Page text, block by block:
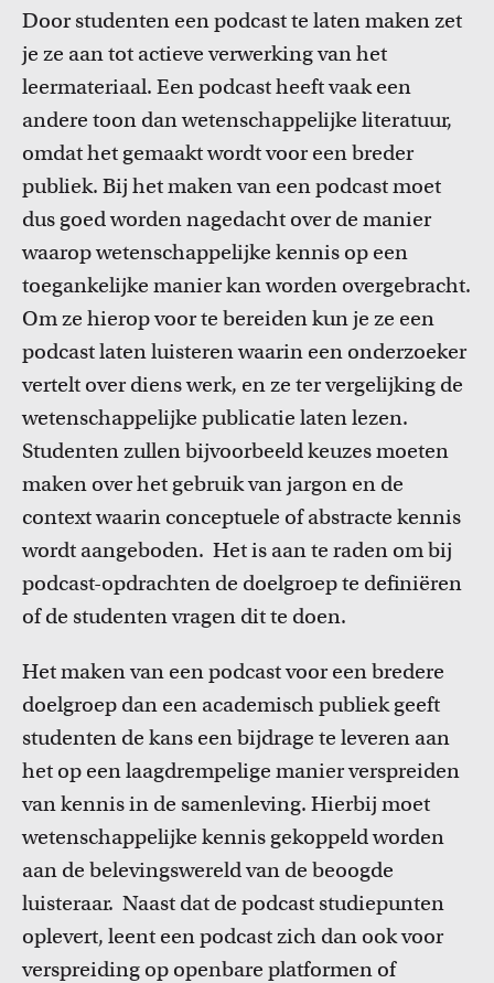
Door studenten een podcast te laten maken zet
je ze aan tot actieve verwerking van het
leermateriaal. Een podcast heeft vaak een
andere toon dan wetenschappelijke literatuur,
omdat het gemaakt wordt voor een breder
publiek. Bij het maken van een podcast moet
dus goed worden nagedacht over de manier
waarop wetenschappelijke kennis op een
toegankelijke manier kan worden overgebracht.
Om ze hierop voor te bereiden kun je ze een
podcast laten luisteren waarin een onderzoeker
vertelt over diens werk, en ze ter vergelijking de
wetenschappelijke publicatie laten lezen.
Studenten zullen bijvoorbeeld keuzes moeten
maken over het gebruik van jargon en de
context waarin conceptuele of abstracte kennis
wordt aangeboden. Het is aan te raden om bij
podcast-opdrachten de doelgroep te definiëren
of de studenten vragen dit te doen.
Het maken van een podcast voor een bredere
doelgroep dan een academisch publiek geeft
studenten de kans een bijdrage te leveren aan
het op een laagdrempelige manier verspreiden
van kennis in de samenleving. Hierbij moet
wetenschappelijke kennis gekoppeld worden
aan de belevingswereld van de beoogde
luisteraar. Naast dat de podcast studiepunten
oplevert, leent een podcast zich dan ook voor
verspreiding op openbare platformen of